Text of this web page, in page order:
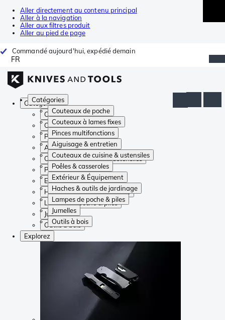
Aller directement au contenu principal
Aller à la navigation
Aller aux filtres produit
Aller au pied de page
Commandé aujourd'hui, expédié demain
FR
Catégories
Couteaux de poche
Couteaux à lames fixes
Pinces multifonctions
Aiguisage & entretien
Couteaux de cuisine & ustensiles
Poêles & casseroles
Extérieur & Équipement
Haches & outils de jardinage
Lampes de poche & piles
Jumelles
Outils à bois
Catégories
Couteaux de poche
Couteaux à lames fixes
Pinces multifonctions
Aiguisage & entretien
Couteaux de cuisine & ustensiles
Poêles & casseroles
Extérieur & Équipement
Haches & outils de jardinage
Lampes de poche & piles
Jumelles
Outils à bois
Explorez